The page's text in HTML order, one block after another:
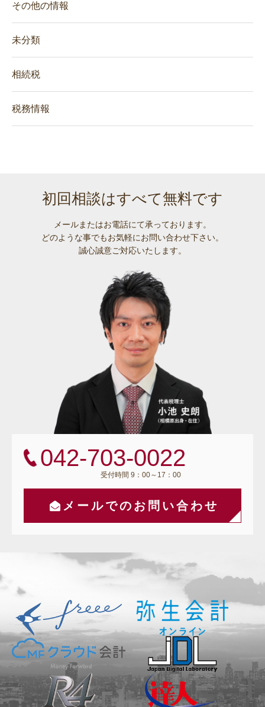
その他の情報
未分類
相続税
税務情報
初回相談はすべて無料です
メールまたはお電話にて承っております。
どのような事でもお気軽にお問い合わせ下さい。
誠心誠意ご対応いたします。
042-703-0022
受付時間 9：00～17：00
メールでのお問い合わせ